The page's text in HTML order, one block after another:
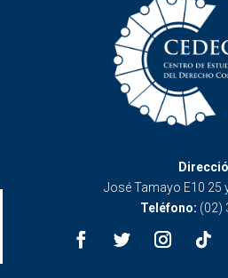
José Tamayo E10 25
Teléfono: (02)